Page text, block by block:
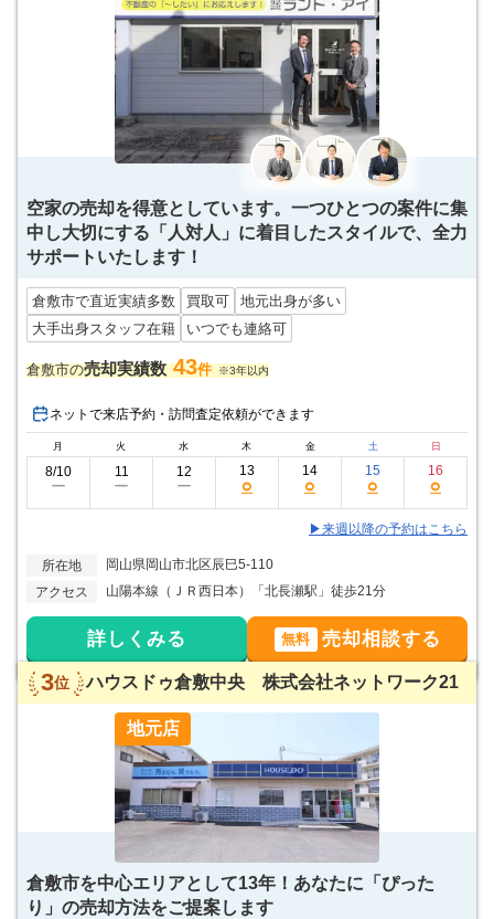
空家の売却を得意としています。一つひとつの案件に集
中し大切にする「人対人」に着目したスタイルで、全力
サポートいたします！
倉敷市で直近実績多数 買取可
地元出身が多い
大手出身スタッフ在籍
いつでも連絡可
倉敷市の売却実績数 43件 ※3年以内
ネットで来店予約・訪問査定依頼ができます
月 火 水 木 金 土 日
8/10
ー
11
ー
12
ー
13
○
14
○
15
○
16
○
▶来週以降の予約はこちら
所在地
岡山県岡山市北区辰巳5-110
アクセス
山陽本線（ＪＲ西日本）「北長瀬駅」徒歩21分
詳しくみる 無料 売却相談する
3位 ハウスドゥ倉敷中央 株式会社ネットワーク21
地元店
倉敷市を中心エリアとして13年！あなたに「ぴった
り」の売却方法をご提案します